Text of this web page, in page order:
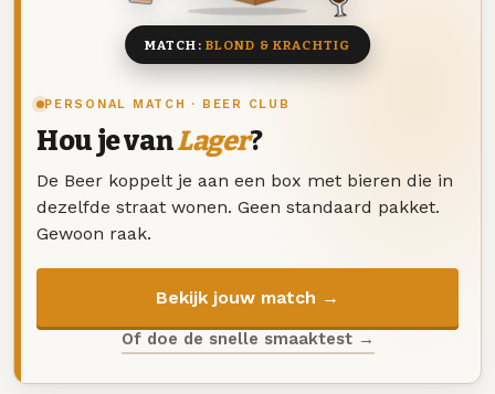
PERSONAL MATCH · BEER CLUB
Hou je vanLager?
De Beer koppelt je aan een box met bieren die in
dezelfde straat wonen. Geen standaard pakket.
Gewoon raak.
Bekijk jouw match →
Of doe de snelle smaaktest →
MATCH: BLOND & KRACHTIG